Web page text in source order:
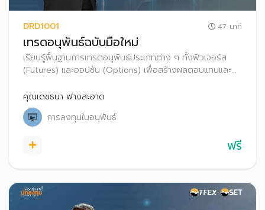
DRD1001 47 นาที
เทรดอนุพันธ์ฉบับมือใหม่
เรียนรู้พื้นฐานการเทรดอนุพันธ์ประเภทต่าง ๆ ทั้งฟิวเจอร์ส
(Futures) และออปชัน (Options) เพื่อสร้างผลตอบแทนและ
ลง
คุณเดชธนา ฟางสะอาด
การลงทุนในอนุพันธ์
ฟรี